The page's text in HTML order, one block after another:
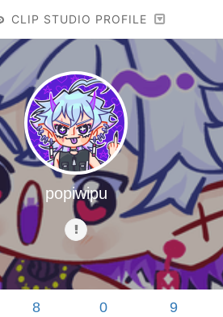
CLIP STUDIO PROFILE
popiwipu
8 0 9